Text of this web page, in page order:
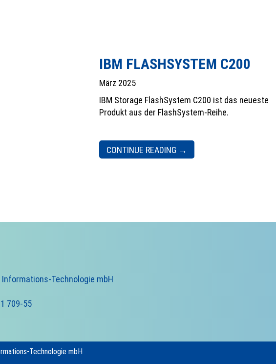
IBM FLASHSYSTEM C200
März 2025
IBM Storage FlashSystem C200 ist das neueste
Produkt aus der FlashSystem-Reihe.
CONTINUE READING →
Informations-Technologie mbH
709-55
Technologie mbH